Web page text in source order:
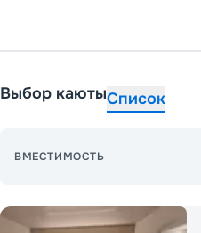
Выбор каютыСписок
ВМЕСТИМОСТЬ